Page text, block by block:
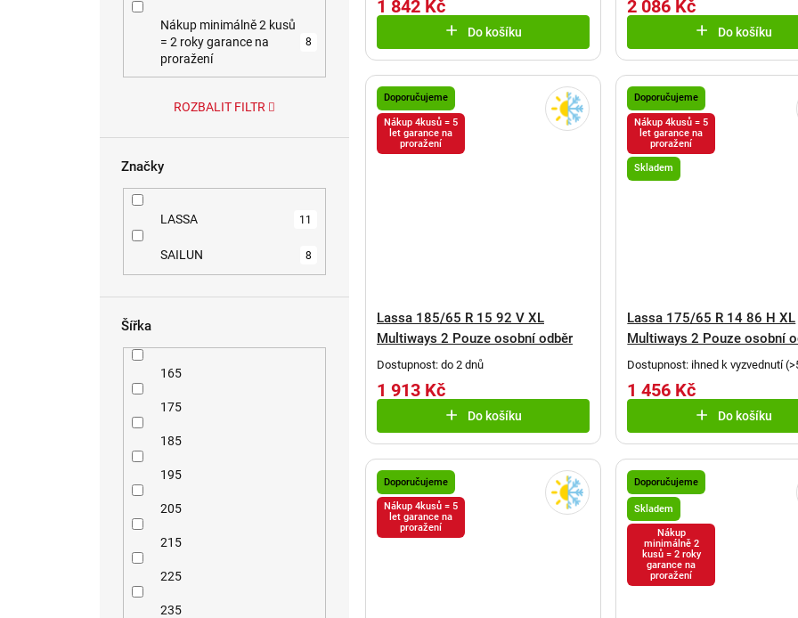
Nákup minimálně 2 kusů
= 2 roky garance na
proražení
8
ROZBALIT FILTR
Značky
LASSA 11
SAILUN 8
Šířka
165
175
185
195
205
215
225
235
t
ů
1 842 Kč
Do košíku
2 086 Kč
Do košíku
Doporučujeme
Nákup 4kusů = 5
let garance na
proražení
Lassa 185/65 R 15 92 V XL
Multiways 2 Pouze osobní odběr
Dostupnost: do 2 dnů
1 913 Kč
Do košíku
Doporučujeme
Nákup 4kusů = 5
let garance na
proražení
Skladem
Lassa 175/65 R 14 86 H XL
Multiways 2 Pouze osobní
Dostupnost: ihned k vyzvednutí(
1 456 Kč
Do košíku
Doporučujeme
Nákup 4kusů = 5
let garance na
proražení
Doporučujeme
Skladem
Nákup
minimálně 2
kusů = 2 roky
garance na
proražení